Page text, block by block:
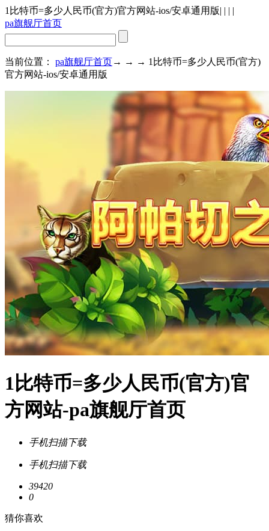
1比特币=多少人民币(官方)官方网站-ios/安卓通用版| | | |
pa旗舰厅首页
当前位置： pa旗舰厅首页→ → → 1比特币=多少人民币(官方)
官方网站-ios/安卓通用版
1比特币=多少人民币(官方)官
方网站-pa旗舰厅首页
手机扫描下载
手机扫描下载
39420
0
猜你喜欢